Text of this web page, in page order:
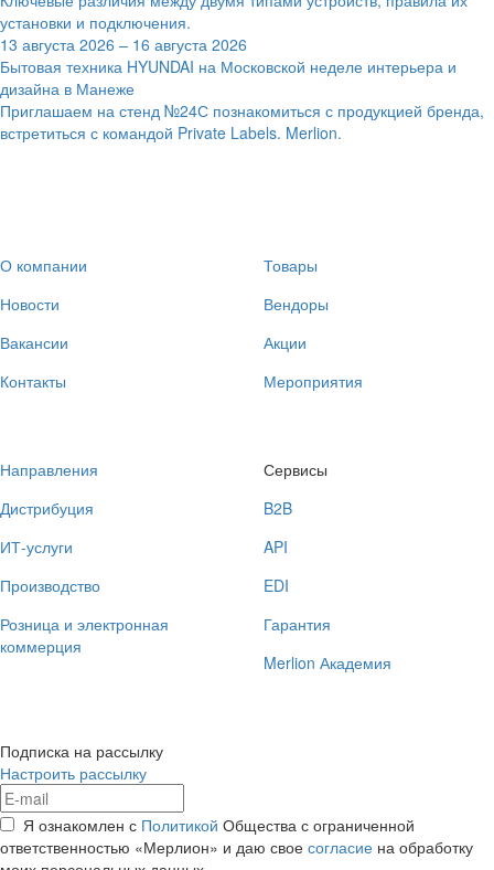
установки и подключения.
13 августа 2026 – 16 августа 2026
Бытовая техника HYUNDAI на Московской неделе интерьера и
дизайна в Манеже
Приглашаем на стенд №24С познакомиться с продукцией бренда,
встретиться с командой Private Labels. Merlion.
О компании
Новости
Вакансии
Контакты
Товары
Вендоры
Акции
Мероприятия
Направления
Дистрибуция
ИТ-услуги
Производство
Розница и электронная
коммерция
Сервисы
B2B
API
EDI
Гарантия
Merlion Академия
Подписка на рассылку
Настроить рассылку
Я ознакомлен с Политикой Общества с ограниченной
ответственностью «Мерлион» и даю свое согласие на обработку